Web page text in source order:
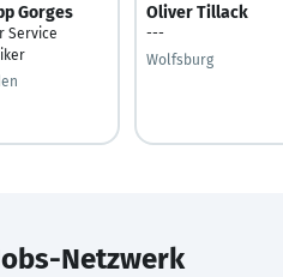
Gorges
Service
Oliver Tillack
---
Wolfsburg
Netzwerk